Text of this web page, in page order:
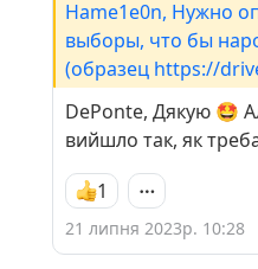
Hame1e0n, Нужно
выборы, что бы
(образец https://
DePonte, Дякую 🤩
вийшло так, як
1
21 липня 2023р. 10:28